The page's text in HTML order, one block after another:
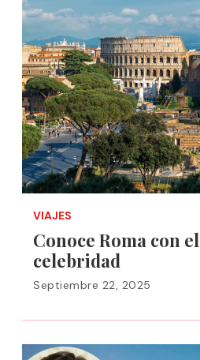
VIAJES
Conoce Roma con
celebridad
Septiembre 22, 2025